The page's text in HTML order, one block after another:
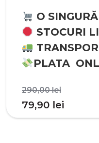
O
STOCURI
PLATA
290,00leiPrețul
inițial
a
79,90 lei